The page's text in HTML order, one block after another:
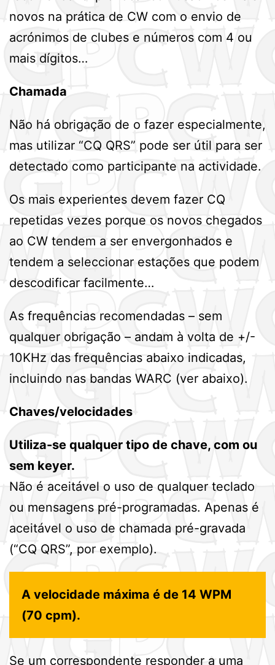
novos na prática de CW com o envio de
acrónimos de clubes e números com 4 ou
mais dígitos…
Chamada
Não há obrigação de o fazer especialmente,
mas utilizar “CQ QRS” pode ser útil para ser
detectado como participante na actividade.
Os mais experientes devem fazer CQ
repetidas vezes porque os novos chegados
ao CW tendem a ser envergonhados e
tendem a seleccionar estações que podem
descodificar facilmente…
As frequências recomendadas – sem
qualquer obrigação – andam à volta de +/-
10KHz das frequências abaixo indicadas,
incluindo nas bandas WARC (ver abaixo).
Chaves/velocidades
Utiliza-se qualquer tipo de chave, com ou
sem keyer.
Não é aceitável o uso de qualquer teclado
ou mensagens pré-programadas. Apenas é
aceitável o uso de chamada pré-gravada
(“CQ QRS”, por exemplo).
A velocidade máxima é de 14 WPM
(70 cpm).
Se um correspondente responder a uma